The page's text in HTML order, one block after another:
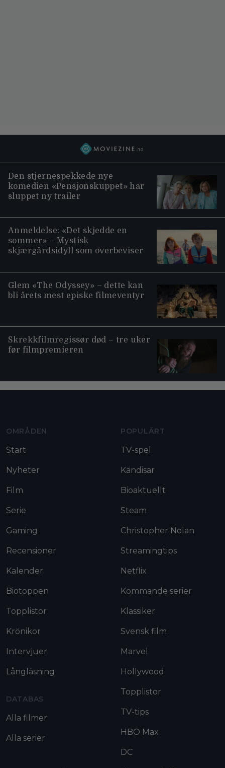
Den stjernespekkede nye
komedien «Pensjonskuppet» har
sluppet ny trailer
Anmeldelse: «Det skjedde en
sommer» – Mystisk
skjærgårdsidyll som overbeviser
Glem «The Odyssey» – dette kan
bli årets mest episke filmeventyr
Skrekkfilmregissør død – tre uker
før filmpremieren
OMRÅDEN
Start
Nyheter
Film
Serie
Gaming
Recensioner
Kalender
Biotoppen
Topplistor
Krönikor
Intervjuer
Långläsning
DATABAS
Alla filmer
Alla serier
POPULÄRT
TV-spel
Kändisar
Bioaktuellt
Steam
Christopher Nolan
Streamingtips
Netflix
Kommande serier
Klassiker
Svensk film
Marvel
Hollywood
Topplistor
TV-tips
HBO Max
DC